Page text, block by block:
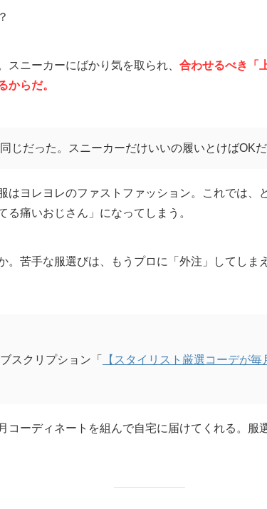
スニーカーにばかり気を取られ、 合わせるべき「
からだ。
じだった。スニーカーだけいいの履いとけばOK
はヨレヨレのファストファッション。これでは、
る痛いおじさん」になってしまう。
。苦手な服選びは、もうプロに「外注」してしまえ
スクリプション「 【スタイリスト厳選コーデが毎
コーディネートを組んで自宅に届けてくれる。服